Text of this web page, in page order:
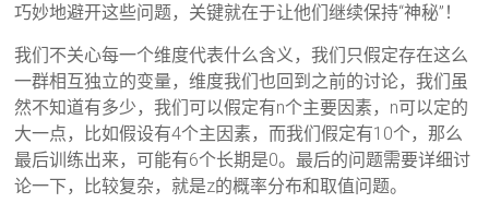
巧妙地避开这些问题，关键就在于让他们继续保持“神秘”！
我们不关心每一个维度代表什么含义，我们只假定存在这么
一群相互独立的变量，维度我们也回到之前的讨论，我们虽
然不知道有多少，我们可以假定有n个主要因素，n可以定的
大一点，比如假设有4个主因素，而我们假定有10个，那么
最后训练出来，可能有6个长期是0。最后的问题需要详细讨
论一下，比较复杂，就是z的概率分布和取值问题。